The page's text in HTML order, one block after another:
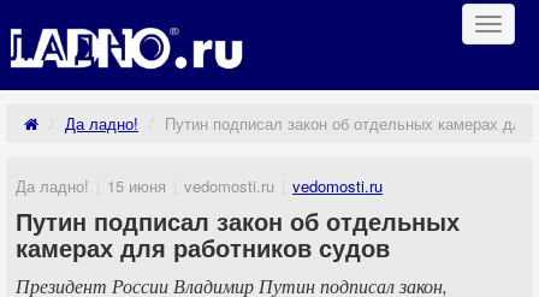
Да ладно! Путин подписал закон об отдельных камерах для
Да ладно! 15 июня vedomosti.ru vedomosti.ru
Путин подписал закон об отдельных
камерах для работников судов
Президент России Владимир Путин подписал закон,